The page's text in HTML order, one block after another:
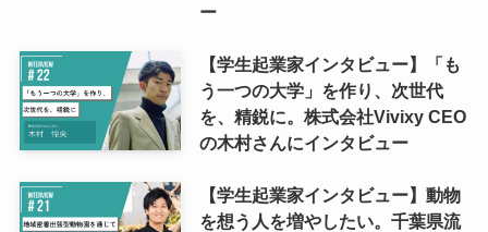
ー
【学生起業家インタビュー】「も
う一つの大学」を作り、次世代
を、精鋭に。株式会社Vivixy CEO
の木村さんにインタビュー
【学生起業家インタビュー】動物
を想う人を増やしたい。千葉県流